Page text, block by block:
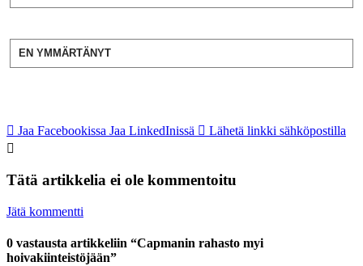
EN YMMÄRTÄNYT
Jaa Facebookissa Jaa LinkedInissä Lähetä linkki sähköpostilla
Tätä artikkelia ei ole kommentoitu
Jätä kommentti
0 vastausta artikkeliin “Capmanin rahasto myi
hoivakiinteistöjään”